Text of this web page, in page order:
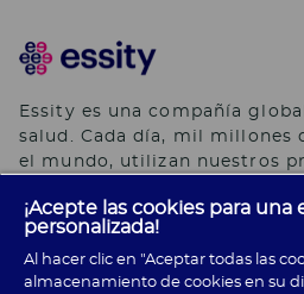
Essity es una compañía
salud. Cada día, mil millones
el mundo, utilizan nuestros
por el bienestar en beneficio
pacientes, cuidadores,
general. Vendemos en
bajo las principales marcas
¡Acepte las cookies para una
personalizada!
Al hacer clic en "Aceptar todas las
almacenamiento de cookies en su